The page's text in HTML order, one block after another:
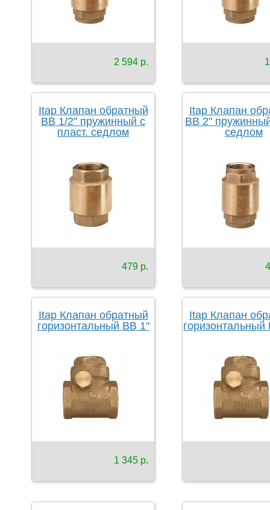
2 594 р.
Itap Клапан обратный
ВВ 1/2" пружинный с
пласт. седлом
479 р.
Itap Клапан
ВВ 2"
седлом
Itap Клапан обратный
горизонтальный ВВ 1"
1 345 р.
Itap Клапан